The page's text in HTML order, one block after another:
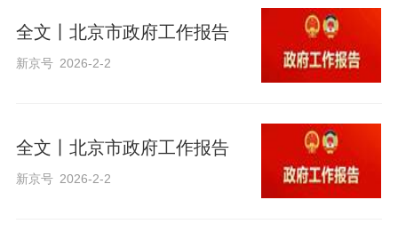
全文丨北京市政府工作报告
新京号 2026-2-2
全文丨北京市政府工作报告
新京号 2026-2-2